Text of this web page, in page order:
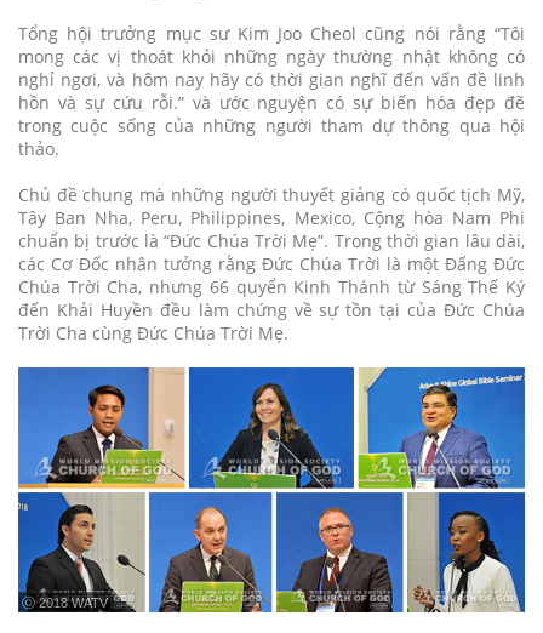
Tổng hội trưởng mục sư Kim Joo Cheol cũng nói rằng “Tôi
mong các vị thoát khỏi những ngày thường nhật không có
nghỉ ngơi, và hôm nay hãy có thời gian nghĩ đến vấn đề linh
hồn và sự cứu rỗi.” và ước nguyện có sự biến hóa đẹp đẽ
trong cuộc sống của những người tham dự thông qua hội
thảo.
Chủ đề chung mà những người thuyết giảng có quốc tịch Mỹ,
Tây Ban Nha, Peru, Philippines, Mexico, Cộng hòa Nam Phi
chuẩn bị trước là “Đức Chúa Trời Mẹ”. Trong thời gian lâu dài,
các Cơ Đốc nhân tưởng rằng Đức Chúa Trời là một Đấng Đức
Chúa Trời Cha, nhưng 66 quyển Kinh Thánh từ Sáng Thế Ký
đến Khải Huyền đều làm chứng về sự tồn tại của Đức Chúa
Trời Cha cùng Đức Chúa Trời Mẹ.
ⓒ 2018 WATV